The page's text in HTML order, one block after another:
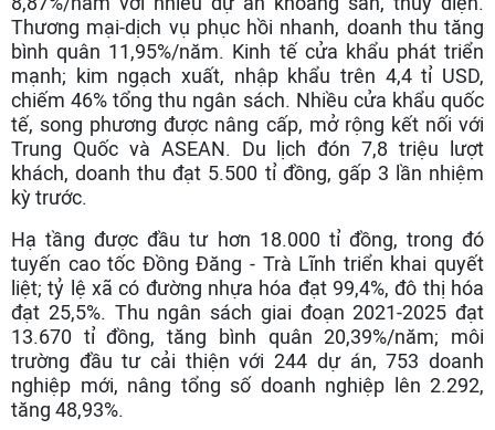
Thương mại-dịch vụ phục hồi nhanh, doanh thu tăng
bình quân 11,95%/năm. Kinh tế cửa khẩu phát triển
mạnh; kim ngạch xuất, nhập khẩu trên 4,4 tỉ USD,
chiếm 46% tổng thu ngân sách. Nhiều cửa khẩu quốc
tế, song phương được nâng cấp, mở rộng kết nối với
Trung Quốc và ASEAN. Du lịch đón 7,8 triệu lượt
khách, doanh thu đạt 5.500 tỉ đồng, gấp 3 lần nhiệm
kỳ trước.
Hạ tầng được đầu tư hơn 18.000 tỉ đồng, trong đó
tuyến cao tốc Đồng Đăng - Trà Lĩnh triển khai quyết
liệt; tỷ lệ xã có đường nhựa hóa đạt 99,4%, đô thị hóa
đạt 25,5%. Thu ngân sách giai đoạn 2021-2025 đạt
13.670 tỉ đồng, tăng bình quân 20,39%/năm; môi
trường đầu tư cải thiện với 244 dự án, 753 doanh
nghiệp mới, nâng tổng số doanh nghiệp lên 2.292,
tăng 48,93%.